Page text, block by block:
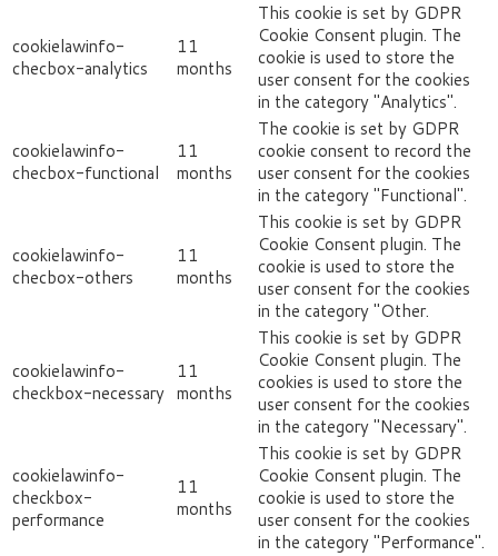
cookielawinfo-
checbox-analytics
11
months
This cookie is set by GDPR
Cookie Consent plugin. The
cookie is used to store the
user consent for the cookies
in the category "Analytics".
cookielawinfo-
checbox-functional
11
months
The cookie is set by GDPR
cookie consent to record the
user consent for the cookies
in the category "Functional".
cookielawinfo-
checbox-others
11
months
This cookie is set by GDPR
Cookie Consent plugin. The
cookie is used to store the
user consent for the cookies
in the category "Other.
cookielawinfo-
checkbox-necessary
11
months
This cookie is set by GDPR
Cookie Consent plugin. The
cookies is used to store the
user consent for the cookies
in the category "Necessary".
cookielawinfo-
checkbox-
performance
11
months
This cookie is set by GDPR
Cookie Consent plugin. The
cookie is used to store the
user consent for the cookies
in the category "Performance".